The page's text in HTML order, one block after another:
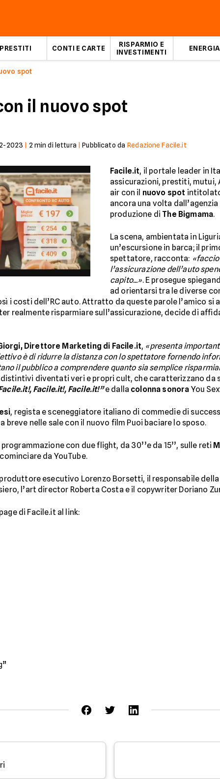
PRESTITI CONTI E CARTE
RISPARMIO E
INVESTIMENTI
ENERGIA
spot
il nuovo spot
2023 2 min di lettura |Pubblicato da Redazione Facile.it
Facile.it, il portale leader in
assicurazioni, prestiti, mutui,
air con il nuovo spot
ancora una volta dall’agenzia
produzione di The Bigmama.
La scena, ambientata in
un’escursione in barca; il
spettatore, racconta:
l’assicurazione dell’auto
capito...». E prosegue
ad orientarsi tra le diverse
i costi dell’RC auto. Attratto da queste parole l’amico si
realmente risparmiare sull’assicurazione, decide di
Direttore Marketing di Facile.it, «presenta
è di ridurre la distanza con lo spettatore fornendo
il pubblico a comprendere quanto sia semplice
diventati veri e propri cult, che caratterizzano da
Facile.it!, Facile.it!”e dalla colonna sonora You
, regista e sceneggiatore italiano di commedie di
a breve nelle sale con il nuovo film Puoi baciare lo sposo.
con due flight, da 30’’e da 15’’, sulle reti
da YouTube.
esecutivo Lorenzo Borsetti, il responsabile
l’art director Roberta Costa e il copywriter Doriano
di Facile.it al link: